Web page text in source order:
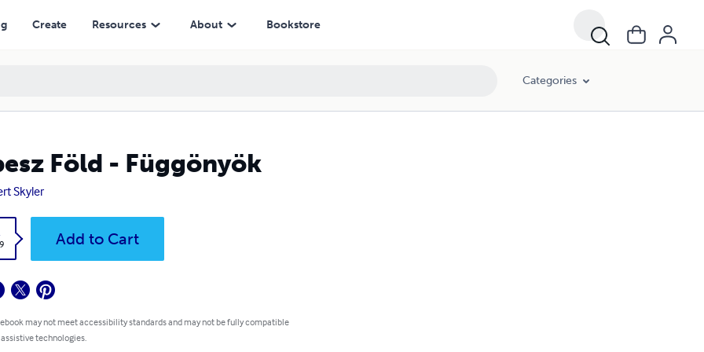
Create Resources About Bookstore
Categories
Föld - Függönyök
Skyler
Add to Cart
may not meet accessibility standards and may not be fully compatible
technologies.